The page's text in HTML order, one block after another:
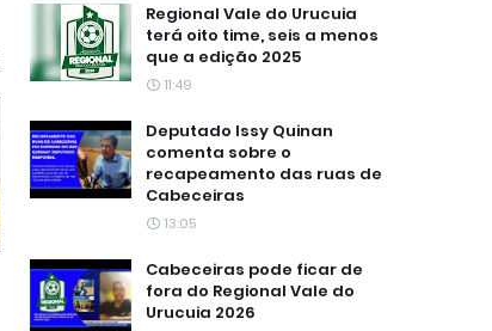
Regional Vale do Urucuia
terá oito time, seis a menos
que a edição 2025
11:49
Deputado Issy Quinan
comenta sobre o
recapeamento das ruas de
Cabeceiras
13:05
Cabeceiras pode ficar de
fora do Regional Vale do
Urucuia 2026